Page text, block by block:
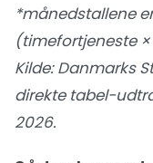
*månedstallene er
(timefortjeneste ×
Kilde:Danmarks
direkte tabel-
2026.